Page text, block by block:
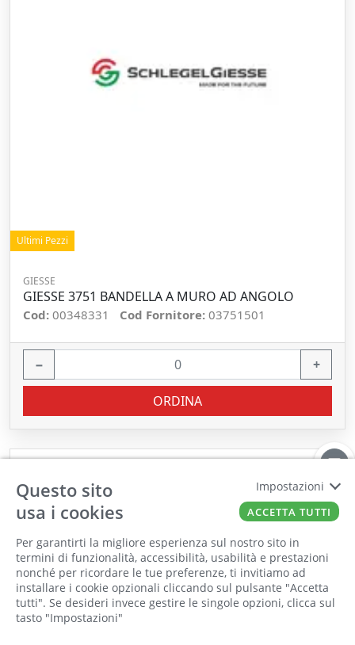
Il punto vendita, gli uffici e il magazzino
saranno chiusi per ferie dall'8 al 25 Agosto
2026 compresi.
Ultimi Pezzi
GIESSE
GIESSE 3751 BANDELLA A MURO AD ANGOLO
Cod: 00348331 Cod Fornitore: 03751501
− +
ORDINA
Questo sito
usa i cookies
Per garantirti la migliore esperienza sul nostro sito in
termini di funzionalità, accessibilità, usabilità e prestazioni
nonché per ricordare le tue preferenze, ti invitiamo ad
installare i cookie opzionali cliccando sul pulsante "Accetta
tutti". Se desideri invece gestire le singole opzioni, clicca sul
tasto "Impostazioni"
Impostazioni
ACCETTA TUTTI